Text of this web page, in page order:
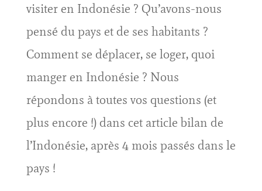
visiter en Indonésie ? Qu’avons-nous
pensé du pays et de ses habitants ?
Comment se déplacer, se loger, quoi
manger en Indonésie ? Nous
répondons à toutes vos questions (et
plus encore !) dans cet article bilan de
l’Indonésie, après 4 mois passés dans le
pays !